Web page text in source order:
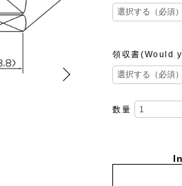
領収書(Would
数量